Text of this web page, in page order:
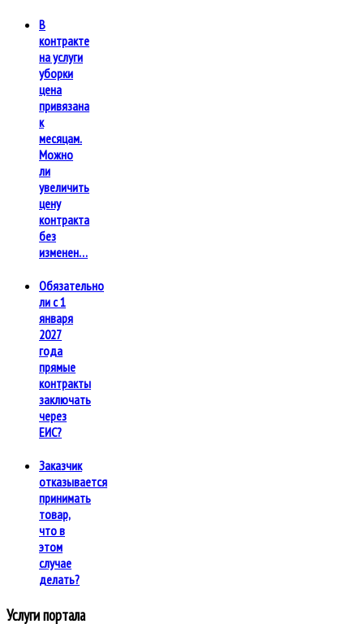
В
контракте
на услуги
уборки
цена
привязана
к
месяцам.
Можно
ли
увеличить
цену
контракта
без
изменен…
Обязательно
ли с 1
января
2027
года
прямые
контракты
заключать
через
ЕИС?
Заказчик
отказывается
принимать
товар,
что в
этом
случае
делать?
Услуги портала